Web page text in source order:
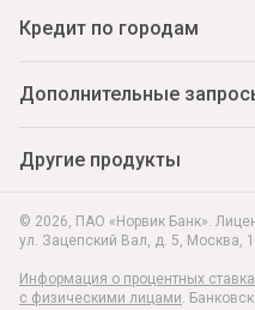
© 2026, ПАО «Норвик Банк».
ул. Зацепский Вал, д. 5, Москва,
Информация о процентных
с физическими лицами.
Кредит по городам
Дополнительные
Другие продукты